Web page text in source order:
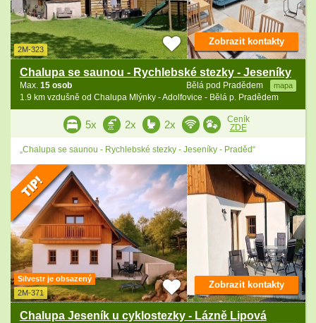
2M-323
Chalupa se saunou - Rychlebské stezky - Jeseníky
Bělá pod Pradědem mapa
Max. 15 osob
1.9 km vzdušně od Chalupa Mlýnky - Adolfovice - Bělá p. Pradědem
Zobrazit kontakty
5x 2x 2x
Ceník
ZDE
„Chalupa se saunou - Rychlebské stezky - Jeseníky - Praděd“
Silvestr je obsazený
2M-371
Chalupa Jeseník u cyklostezky - Lázně Lipová
Zobrazit kontakty